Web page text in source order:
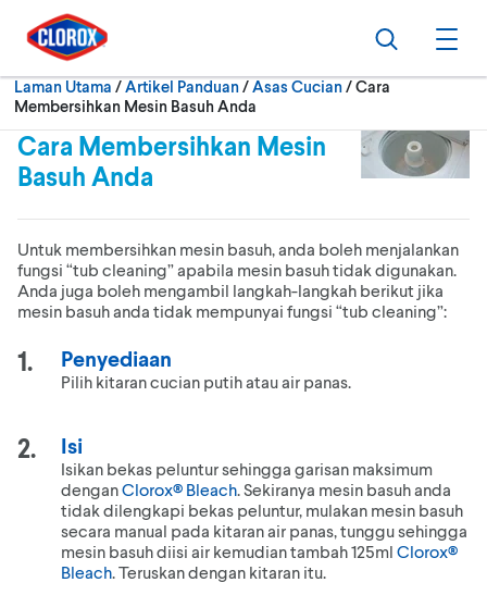
Langkau ke navigasi utama
Langkau ke kandungan
Langkau ke pengaki
Cari
Laman Utama /Artikel Panduan Asas Cucian Semasa:
Cara
Membersihkan Mesin Basuh Anda
Cara Membersihkan Mesin
Basuh Anda
Untuk membersihkan mesin basuh, anda boleh menjalankan
fungsi “tub cleaning” apabila mesin basuh tidak digunakan.
Anda juga boleh mengambil langkah-langkah berikut jika
mesin basuh anda tidak mempunyai fungsi “tub cleaning”:
Penyediaan
Pilih kitaran cucian putih atau air panas.
Isi
Isikan bekas peluntur sehingga garisan maksimum
denganClorox® Bleach. Sekiranya mesin basuh anda
tidak dilengkapi bekas peluntur, mulakan mesin basuh
secara manual pada kitaran air panas, tunggu sehingga
mesin basuh diisi air kemudian tambah 125ml Clorox®
Bleach. Teruskan dengan kitaran itu.